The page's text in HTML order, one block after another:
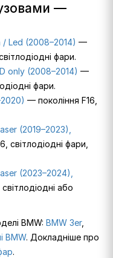
—
Led (2008–2014) —
фари.
only (2008–2014) —
фари.
— покоління F16,
(2019–2023),
світлодіодні фари,
(2023–2024),
або
BMW: BMW 3er,
BMW. Докладніше про
.